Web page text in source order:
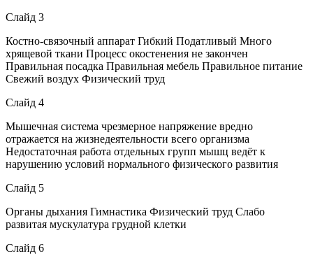
Слайд 3
Костно-связочный аппарат Гибкий Податливый Много
хрящевой ткани Процесс окостенения не закончен
Правильная посадка Правильная мебель Правильное питание
Свежий воздух Физический труд
Слайд 4
Мышечная система чрезмерное напряжение вредно
отражается на жизнедеятельности всего организма
Недостаточная работа отдельных групп мышц ведёт к
нарушению условий нормального физического развития
Слайд 5
Органы дыхания Гимнастика Физический труд Слабо
развитая мускулатура грудной клетки
Слайд 6